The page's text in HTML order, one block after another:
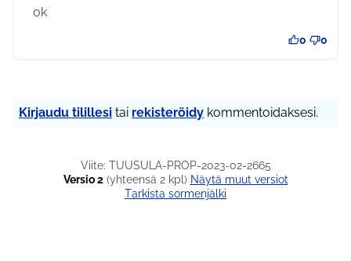
ok
0 0
Kirjaudu tilillesi tai rekisteröidy kommentoidaksesi.
Viite: TUUSULA-PROP-2023-02-2665
Versio 2(yhteensä 2 kpl)
näytä muut versiot
Tarkista sormenjälki